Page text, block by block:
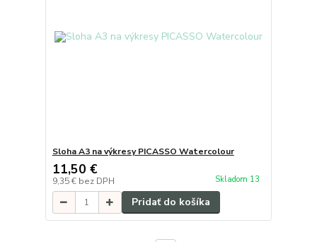
Sloha A3 na výkresy PICASSO Watercolour
11,50 €
9,35 € bez DPH Skladom 13
Pridať do košíka